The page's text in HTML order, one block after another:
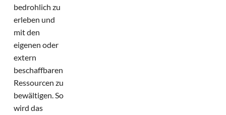
bedrohlich zu
erleben und
mit den
eigenen oder
extern
beschaffbaren
Ressourcen zu
bewältigen. So
wird das